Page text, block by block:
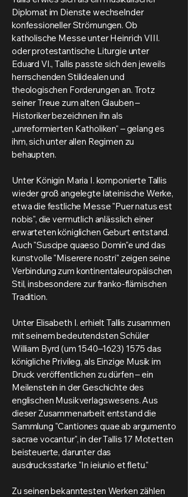
Diplomat im Dienste wechselnder
konfessioneller Strömungen. Ob
katholische Messe unter Heinrich VIII.
oder protestantische Liturgie unter
Eduard VI., Tallis passte sich den jeweils
herrschenden Stilidealen und
theologischen Forderungen an. Trotz
seiner Treue zum alten Glauben –
Historiker bezeichnen ihn als
„unreformierten Katholiken“ – gelang es
ihm, sich unter allen Regimen zu
behaupten.
Unter Königin Maria I. komponierte Tallis
wieder groß angelegte lateinische Werke,
etwa die festliche Messe "Puer natus est
nobis", die vermutlich anlässlich einer
erwarteten königlichen Geburt entstand.
Auch "Suscipe quaeso Domin"e und das
kunstvolle "Miserere nostri" zeigen seine
Verbindung zum kontinentaleuropäischen
Stil, insbesondere zur franko-flämischen
Tradition.
Unter Elisabeth I. erhielt Tallis zusammen
mit seinem bedeutendsten Schüler
William Byrd (um 1540–1623) 1575 das
königliche Privileg, als Einzige Musik im
Druck veröffentlichen zu dürfen – ein
Meilenstein in der Geschichte des
englischen Musikverlagswesens. Aus
dieser Zusammenarbeit entstand die
Sammlung "Cantiones quae ab argumento
sacrae vocantur", in der Tallis 17 Motetten
beisteuerte, darunter das
ausdrucksstarke "In ieiunio et fletu."
Zu seinen bekanntesten Werken zählen